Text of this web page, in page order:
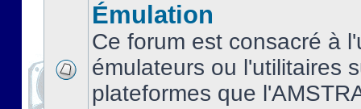
Émulation
Ce forum est consacré à
émulateurs ou l'utilitaires
plateformes que